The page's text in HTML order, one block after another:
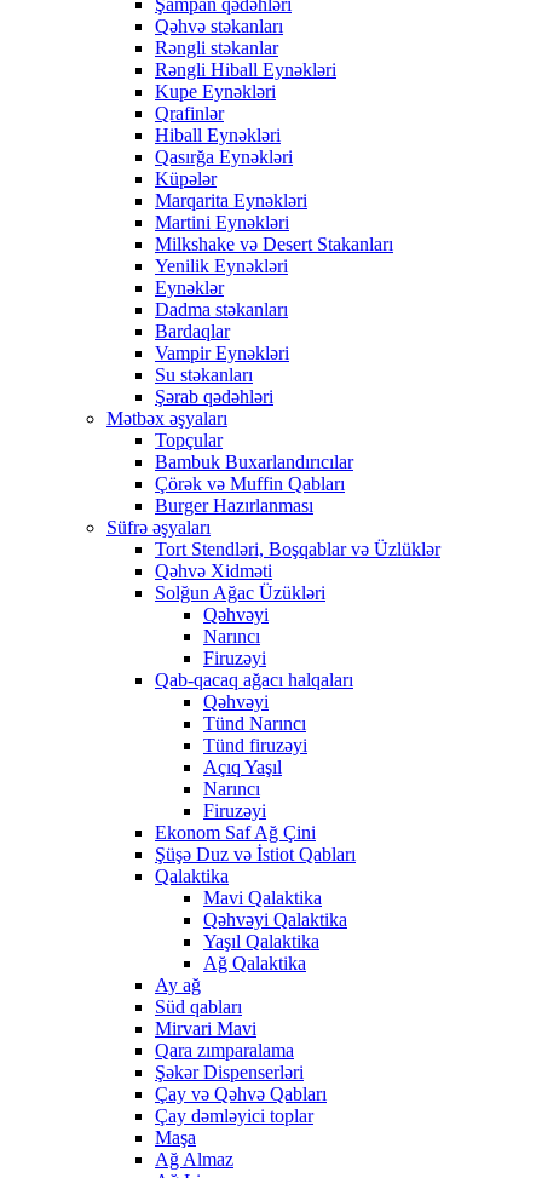
Şampan qədəhləri
Qəhvə stəkanları
Rəngli stəkanlar
Rəngli Hiball Eynəkləri
Kupe Eynəkləri
Qrafinlər
Hiball Eynəkləri
Qasırğa Eynəkləri
Küpələr
Marqarita Eynəkləri
Martini Eynəkləri
Milkshake və Desert Stakanları
Yenilik Eynəkləri
Eynəklər
Dadma stəkanları
Bardaqlar
Vampir Eynəkləri
Su stəkanları
Şərab qədəhləri
Mətbəx əşyaları
Topçular
Bambuk Buxarlandırıcılar
Çörək və Muffin Qabları
Burger Hazırlanması
Süfrə əşyaları
Tort Stendləri, Boşqablar və Üzlüklər
Qəhvə Xidməti
Solğun Ağac Üzükləri
Qəhvəyi
Narıncı
Firuzəyi
Qab-qacaq ağacı halqaları
Qəhvəyi
Tünd Narıncı
Tünd firuzəyi
Açıq Yaşıl
Narıncı
Firuzəyi
Ekonom Saf Ağ Çini
Şüşə Duz və İstiot Qabları
Qalaktika
Mavi Qalaktika
Qəhvəyi Qalaktika
Yaşıl Qalaktika
Ağ Qalaktika
Ay ağ
Süd qabları
Mirvari Mavi
Qara zımparalama
Şəkər Dispenserləri
Çay və Qəhvə Qabları
Çay dəmləyici toplar
Maşa
Ağ Almaz